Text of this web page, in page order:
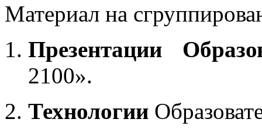
Материал на
Презентации
2100».
Технологии